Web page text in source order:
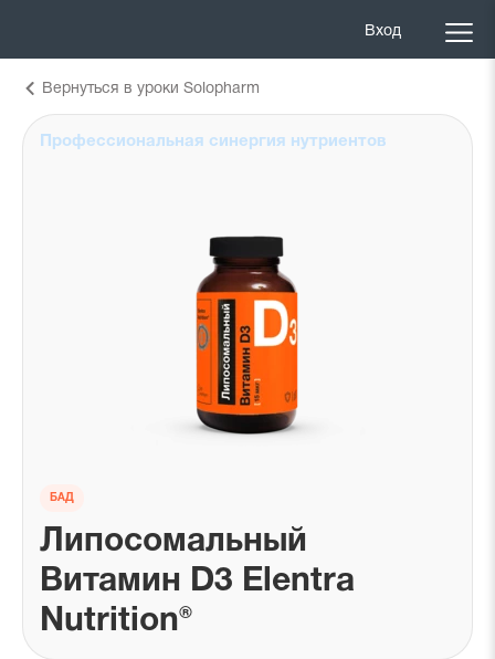
Вход
Вернуться в уроки Solopharm
Профессиональная синергия нутриентов
БАД
Липосомальный
Витамин D3 Elentra
Nutrition®